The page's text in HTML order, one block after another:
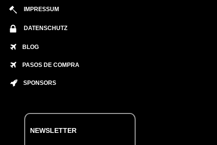
IMPRESSUM
DATENSCHUTZ
BLOG
PASOS DE COMPRA
SPONSORS
NEWSLETTER